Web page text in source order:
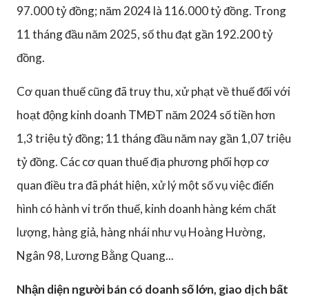
97.000 tỷ đồng; năm 2024 là 116.000 tỷ đồng. Trong
11 tháng đầu năm 2025, số thu đạt gần 192.200 tỷ
đồng.
Cơ quan thuế cũng đã truy thu, xử phạt về thuế đối với
hoạt động kinh doanh TMĐT năm 2024 số tiền hơn
1,3 triệu tỷ đồng; 11 tháng đầu năm nay gần 1,07 triệu
tỷ đồng. Các cơ quan thuế địa phương phối hợp cơ
quan điều tra đã phát hiện, xử lý một số vụ việc điển
hình có hành vi trốn thuế, kinh doanh hàng kém chất
lượng, hàng giả, hàng nhái như vụ Hoàng Hường,
Ngân 98, Lương Bằng Quang...
Nhận diện người bán có doanh số lớn, giao dịch bất